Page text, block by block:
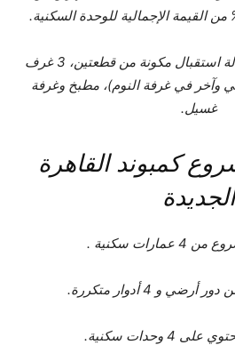
14- تتكون الوحدة من صالة استقبال مكونة من قطعتين، 3 غرف
وآخر في غرفة النوم)، مطبخ وغرفة
غسيل.
كمبوند القاهرة
الجديدة